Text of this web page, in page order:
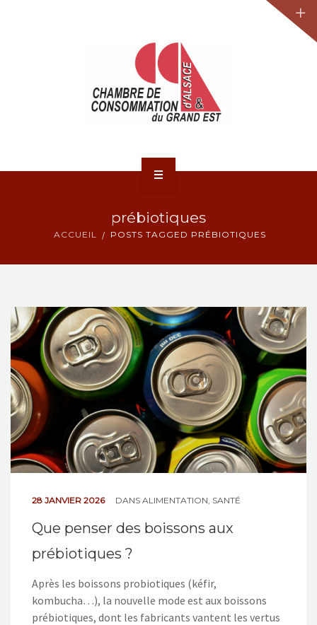
NOS ACTIONS
CONTACT
prébiotiques
ACCUEIL POSTS TAGGED PRÉBIOTIQUES
28 JANVIER 2026 DANS ALIMENTATION SANTÉ
Que penser des boissons aux
prébiotiques ?
Après les boissons probiotiques (kéfir,
kombucha…), la nouvelle mode est aux boissons
prébiotiques, dont les fabricants vantent les vertus